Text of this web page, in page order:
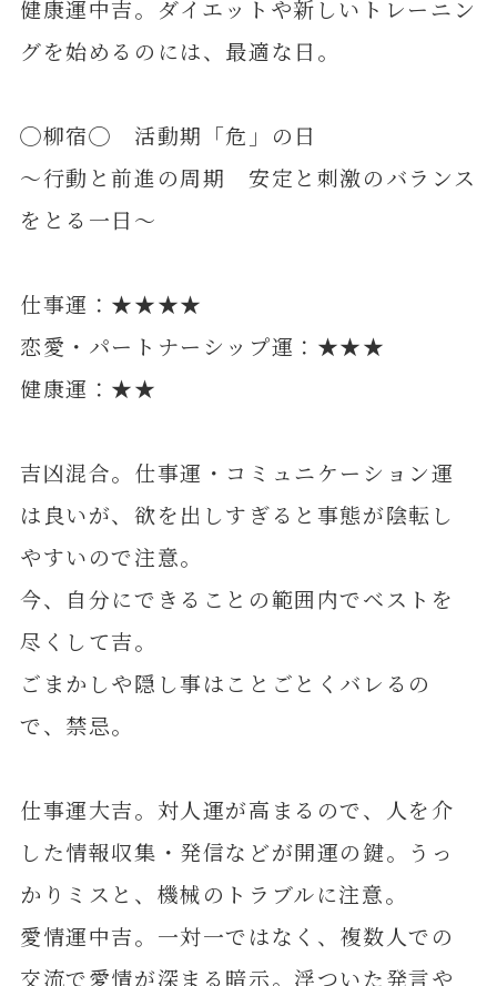
健康運中吉。ダイエットや新しいトレーニン
グを始めるのには、最適な日。
◯柳宿◯ 活動期「危」の日
～行動と前進の周期 安定と刺激のバランス
をとる一日～
仕事運：★★★★
恋愛・パートナーシップ運：★★★
健康運：★★
吉凶混合。仕事運・コミュニケーション運
は良いが、欲を出しすぎると事態が陰転し
やすいので注意。
今、自分にできることの範囲内でベストを
尽くして吉。
ごまかしや隠し事はことごとくバレるの
で、禁忌。
仕事運大吉。対人運が高まるので、人を介
した情報収集・発信などが開運の鍵。うっ
かりミスと、機械のトラブルに注意。
愛情運中吉。一対一ではなく、複数人での
交流で愛情が深まる暗示。浮ついた発言や